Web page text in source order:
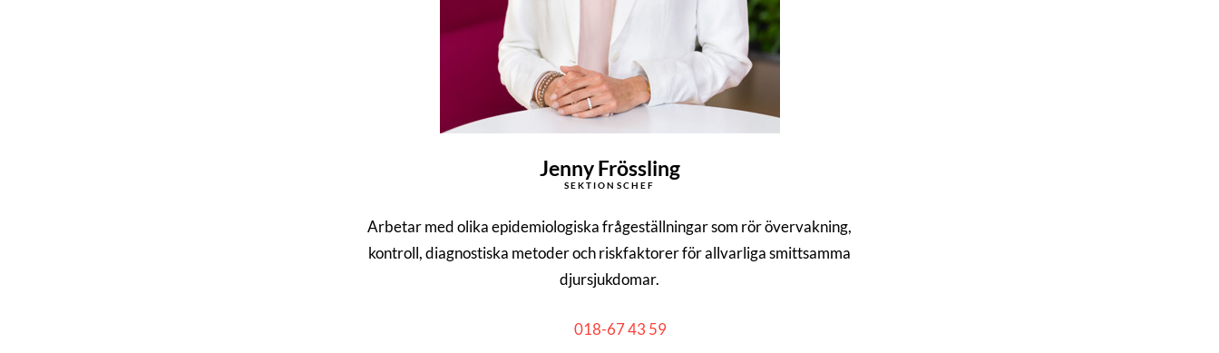
Jenny Frössling
SEKTIONSCHEF
Arbetar med olika epidemiologiska frågeställningar som rör övervakning,
kontroll, diagnostiska metoder och riskfaktorer för allvarliga smittsamma
djursjukdomar.
018-67 43 59